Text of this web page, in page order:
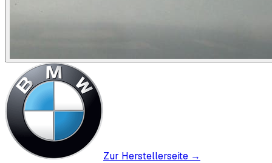
Zur Herstellerseite →